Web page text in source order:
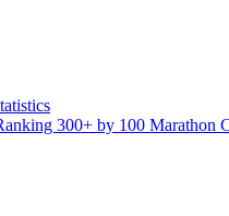
300+ by 100 Marathon